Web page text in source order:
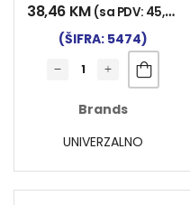
38,46 KM (sa PDV: 45,00
(ŠIFRA: 5474)
Brands
UNIVERZALNO